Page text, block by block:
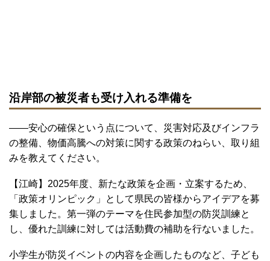
沿岸部の被災者も受け入れる準備を
――安心の確保という点について、災害対応及びインフラ
の整備、物価高騰への対策に関する政策のねらい、取り組
みを教えてください。
【江崎】2025年度、新たな政策を企画・立案するため、
「政策オリンピック」として県民の皆様からアイデアを募
集しました。第一弾のテーマを住民参加型の防災訓練と
し、優れた訓練に対しては活動費の補助を行ないました。
小学生が防災イベントの内容を企画したものなど、子ども